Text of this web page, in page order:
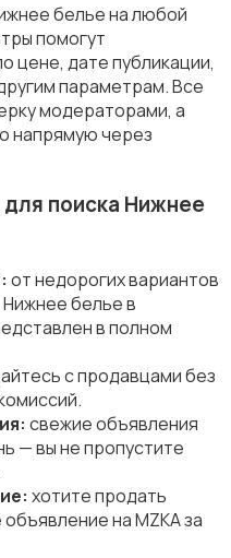
белье на любой
помогут
цене, дате публикации,
параметрам. Все
модераторами, а
напрямую через
поиска Нижнее
от недорогих вариантов
белье в
в полном
с продавцами без
свежие объявления
— вы не пропустите
хотите продать
на MZKA за